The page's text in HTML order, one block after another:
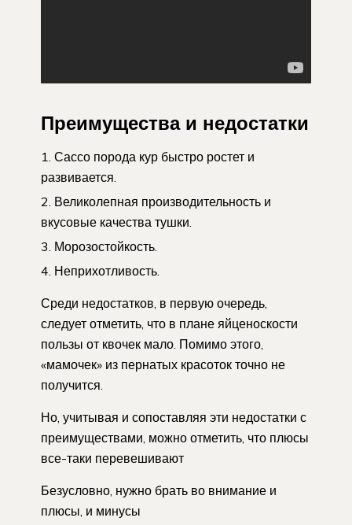
Преимущества и недостатки
Сассо порода кур быстро ростет и
развивается.
Великолепная производительность и
вкусовые качества тушки.
Морозостойкость.
Неприхотливость.
Среди недостатков, в первую очередь,
следует отметить, что в плане яйценоскости
пользы от квочек мало. Помимо этого,
«мамочек» из пернатых красоток точно не
получится.
Но, учитывая и сопоставляя эти недостатки с
преимуществами, можно отметить, что плюсы
все-таки перевешивают
Безусловно, нужно брать во внимание и
плюсы, и минусы